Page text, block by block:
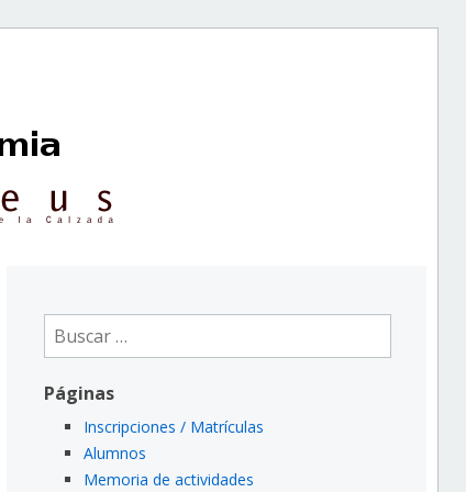
Buscar:
Páginas
Inscripciones / Matrículas
Alumnos
Memoria de actividades